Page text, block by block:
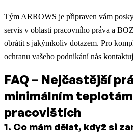
Tým ARROWS je připraven vám
servis v oblasti pracovního práva a
obrátit s jakýmkoliv dotazem. Pro
ochranu vašeho podnikání nás
FAQ – Nejčastější
minimálním
pracovištích
1. Co mám dělat, když si